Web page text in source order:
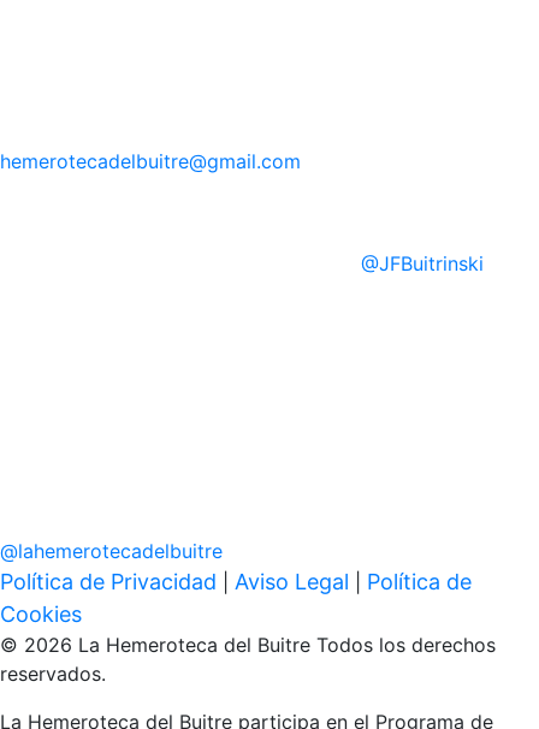
hemerotecadelbuitre@gmail.com
@JFBuitrinski
@lahemerotecadelbuitre
Política de Privacidad Aviso Legal
Política de
Cookies
© 2026 La Hemeroteca del Buitre Todos los derechos
reservados.
La Hemeroteca del Buitre participa en el Programa de